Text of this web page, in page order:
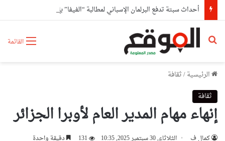
القائمة بحث عن
الرئيسية/ثقافة
ثقافة
إنهاء مهام المدير العام لأوبرا الجزائر
كمال ف الثلاثاء, 30 سبتمبر 2025, 10:35 131 دقيقة واحدة